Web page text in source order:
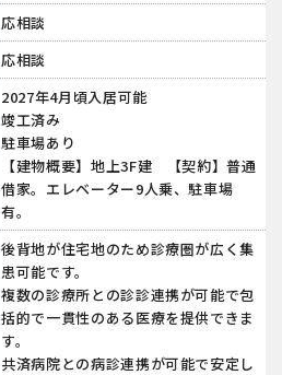
応相談
応相談
2027年4月頃入居可能
竣工済み
駐車場あり
【建物概要】地上3F建 【契約】普通
借家。エレベーター9人乗、駐車場
有。
後背地が住宅地のため診療圏が広く集
患可能です。
複数の診療所との診診連携が可能で包
括的で一貫性のある医療を提供できま
す。
共済病院との病診連携が可能で安定し